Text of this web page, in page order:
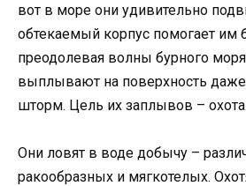
вот в море они удивительно
обтекаемый корпус помогает им
преодолевая волны бурного
выплывают на поверхность
шторм. Цель их заплывов – охота.
Они ловят в воде добычу –
ракообразных и мягкотелых.